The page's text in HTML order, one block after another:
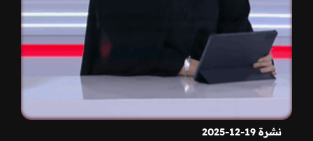
نشرة 19-12-2025